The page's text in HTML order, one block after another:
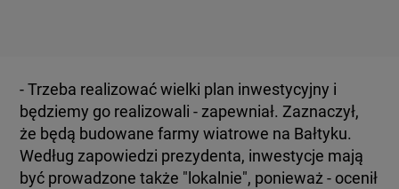
- Trzeba realizować wielki plan inwestycyjny i
będziemy go realizowali - zapewniał. Zaznaczył,
że będą budowane farmy wiatrowe na Bałtyku.
Według zapowiedzi prezydenta, inwestycje mają
być prowadzone także "lokalnie", ponieważ - ocenił